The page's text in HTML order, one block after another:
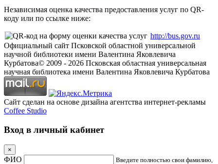
Независимая оценка качества предоставления услуг по QR-
коду или по ссылке ниже:
http://bus.gov.ru
Официальный сайт Псковской областной универсальной
научной библиотеки имени Валентина Яковлевича
Курбатова© 2009 - 2026 Псковская областная универсальная
научная библиотека имени Валентина Яковлевича Курбатова
Сайт сделан на основе дизайна агентства интернет-рекламы
Coffee Studio
Вход в личный кабинет
×
ФИО
Введите полностью свои фамилию,